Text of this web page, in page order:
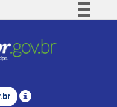
Comunica BR
Legislação